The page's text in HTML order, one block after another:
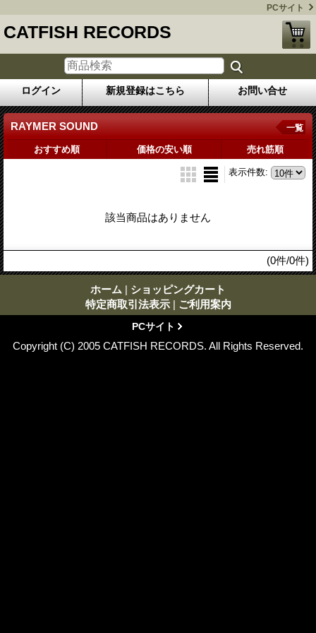
PCサイト
CATFISH RECORDS
ログイン 新規登録はこちら お問い合せ
RAYMER SOUND 一覧
おすすめ順 価格の安い順 売れ筋順
表示件数:
該当商品はありません
(0件/0件)
ホーム | ショッピングカート
特定商取引法表示 | ご利用案内
PCサイト
Copyright (C) 2005 CATFISH RECORDS. All Rights Reserved.